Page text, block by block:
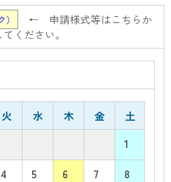
← 申請様式等はこちらか
ください。
火 水 木 金
土
1
4 5 6 7 8